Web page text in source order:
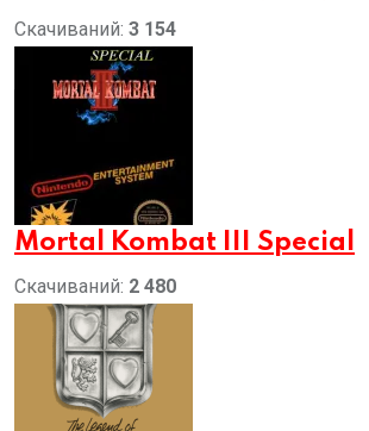
Скачиваний: 3 154
Mortal Kombat III Special
Скачиваний: 2 480